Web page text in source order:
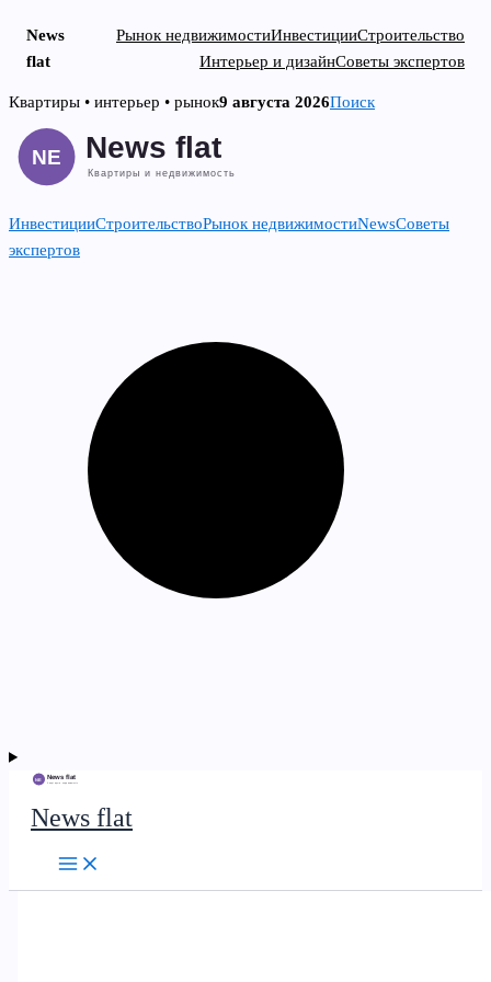
News
flat
Рынок недвижимостиИнвестицииСтроительство
Интерьер и дизайнСоветы экспертов
Skip
content
Квартиры • интерьер • рынок9 августа 2026Поиск
ИнвестицииСтроительствоРынок недвижимостиNewsСоветы
экспертов
News flat